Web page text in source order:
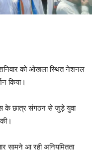
को ओखला स्थित नेशनल
किया।
के छात्र संगठन से जुड़े युवा
सामने आ रही अनियमितता